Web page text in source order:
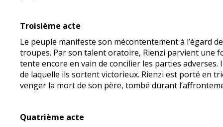
Troisième acte
Le peuple manifeste son mécontentement à l’égard
troupes. Par son talent oratoire, Rienzi parvient une
tente encore en vain de concilier les parties
de laquelle ils sortent victorieux. Rienzi est porté en
venger la mort de son père, tombé durant
Quatrième acte